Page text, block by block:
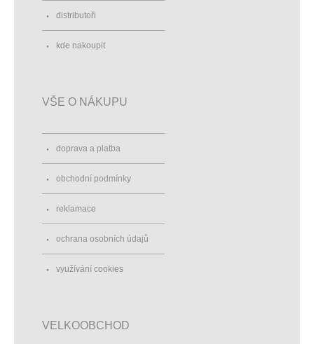
distributoři
kde nakoupit
VŠE O NÁKUPU
doprava a platba
obchodní podmínky
reklamace
ochrana osobních údajů
využívání cookies
VELKOOBCHOD